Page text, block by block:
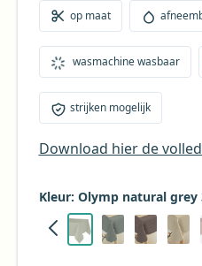
krimp op te kunnen
dus ook geschikt voor XXL
je lang plezier van kunt
verveelt.
op maat
wasmachine wasbaar
strijken mogelijk
Download hier de
Kleur: Olymp natural grey